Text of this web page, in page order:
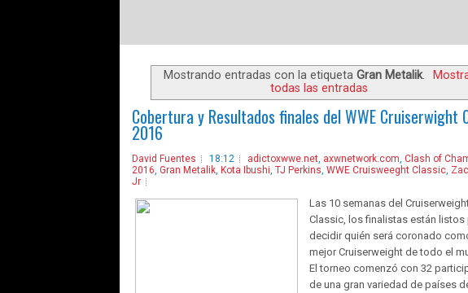
Mostrando entradas con la etiquetaGran Metalik.
todas las entradas
Cobertura y Resultados finales del WWE Cruiserwight
2016
David Fuentes 18:12 adictoxwwe.net axwnetwork.com Clash of
2016 Gran Metalik Kota Ibushi TJ Perkins WWE Cruisweeght Classic
Jr
Las 10 semanas del
Classic, los finalistas están listos
decidir quién será coronado
mejor Cruiserweight de todo el
El torneo comenzó con 32
de una gran variedad de países